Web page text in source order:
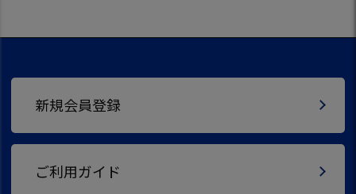
新規会員登録
ご利用ガイド